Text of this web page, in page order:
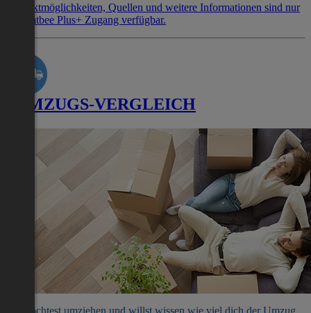
Kontaktmöglichkeiten, Quellen und weitere Informationen sind nur
mit Flatbee Plus+ Zugang verfügbar.
UMZUGS-VERGLEICH
Du möchtest umziehen und willst wissen wie viel dich der Umzug